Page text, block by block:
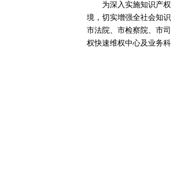
为深入实施知识产权
境，切实增强全社会知
市法院、市检察院、市
权快速维权中心及业务